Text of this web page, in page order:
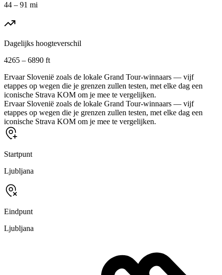
44 – 91 mi
Dagelijks hoogteverschil
4265 – 6890 ft
Ervaar Slovenië zoals de lokale Grand Tour-winnaars — vijf
etappes op wegen die je grenzen zullen testen, met elke dag een
iconische Strava KOM om je mee te vergelijken.
Ervaar Slovenië zoals de lokale Grand Tour-winnaars — vijf
etappes op wegen die je grenzen zullen testen, met elke dag een
iconische Strava KOM om je mee te vergelijken.
Startpunt
Ljubljana
Eindpunt
Ljubljana